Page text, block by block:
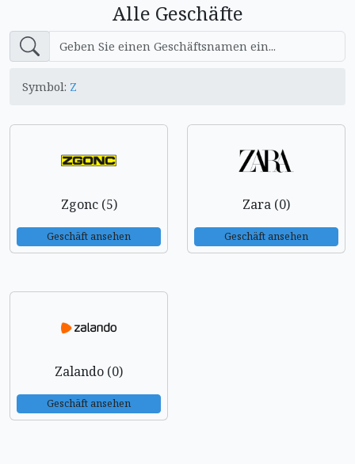
Alle Geschäfte
Symbol: Z
Zgonc (5)
Geschäft ansehen
Zara (0)
Geschäft ansehen
Zalando (0)
Geschäft ansehen